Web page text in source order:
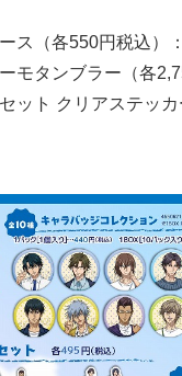
ス（各550円税込）
モタンブラー（各
ット クリアステッ